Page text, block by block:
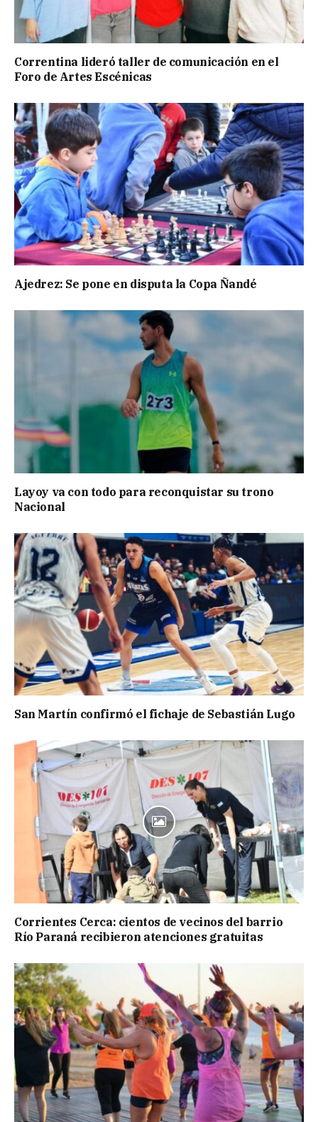
Correntina lideró taller de comunicación en el
Foro de Artes Escénicas
Ajedrez: Se pone en disputa la Copa Ñandé
Layoy va con todo para reconquistar su trono
Nacional
San Martín confirmó el fichaje de Sebastián Lugo
Corrientes Cerca: cientos de vecinos del barrio
Río Paraná recibieron atenciones gratuitas